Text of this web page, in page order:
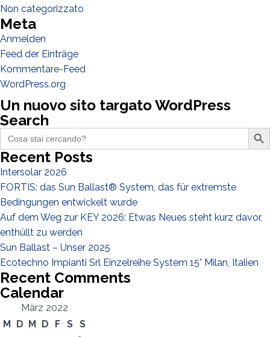
Non categorizzato
Meta
Anmelden
Feed der Einträge
Kommentare-Feed
WordPress.org
Un nuovo sito targato WordPress
Search
Search
for:
Search Button
Recent Posts
Intersolar 2026
FORTIS: das Sun Ballast® System, das für extremste
Bedingungen entwickelt wurde
Auf dem Weg zur KEY 2026: Etwas Neues steht kurz davor,
enthüllt zu werden
Sun Ballast – Unser 2025
Ecotechno Impianti Srl Einzelreihe System 15° Milan, Italien
Recent Comments
Calendar
März 2022
M D M D F S
S
Ich habe die